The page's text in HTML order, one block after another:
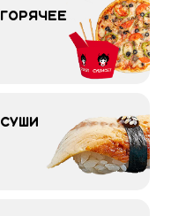
Горячее
Суши